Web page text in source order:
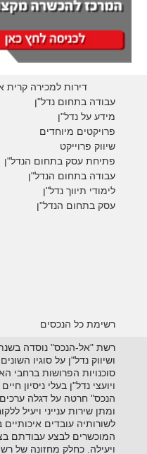
דירות למכירה קרית
עבודה בתחום נדל"ן
מידע על נדל"ן
פרויקטים מיוחדים
שיווק פרוייקט
פתיחת עסק בתחום הנדל"ן
עבודה בתחום הנדל"ן
לימודי תיווך נדל"ן
עסק בתחום הנדל"ן
רשימת כל הנכסים
סוכנויות הפרושות ברחבי
ויועצי נדל"ן בעלי ניסיון
הנכס" חרטה על דגלה
ומתן שירות ענייני ויעיל
לשורותיה עובדים איכותיים
המוכשרים לבצע עבודתם
ויעילה. כחלק מחזונה של